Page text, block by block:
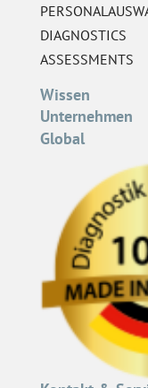
DIAGNOSTICS
ASSESSMENTS
Wissen
Unternehmen
Global